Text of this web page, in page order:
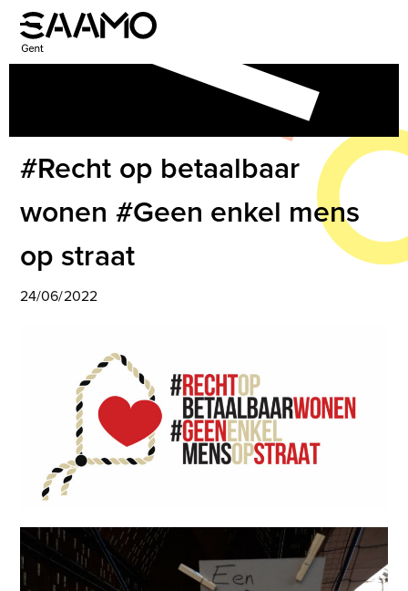
Skip
contentOpen
mobile
Close
mobile
#Recht op betaalbaar
wonen #Geen enkel mens
op straat
24/06/2022